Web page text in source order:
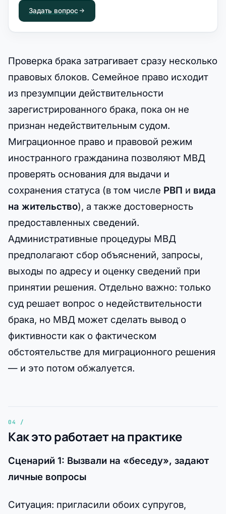
Задать вопрос
Проверка брака затрагивает сразу несколько
правовых блоков. Семейное право исходит
из презумпции действительности
зарегистрированного брака, пока он не
признан недействительным судом.
Миграционное право и правовой режим
иностранного гражданина позволяют МВД
проверять основания для выдачи и
сохранения статуса (в том числе РВП и вида
на жительство), а также достоверность
предоставленных сведений.
Административные процедуры МВД
предполагают сбор объяснений, запросы,
выходы по адресу и оценку сведений при
принятии решения. Отдельно важно: только
суд решает вопрос о недействительности
брака, но МВД может сделать вывод о
фиктивности как о фактическом
обстоятельстве для миграционного решения
— и это потом обжалуется.
Как это работает на практике
Сценарий 1: Вызвали на «беседу», задают
личные вопросы
Ситуация: пригласили обоих супругов,